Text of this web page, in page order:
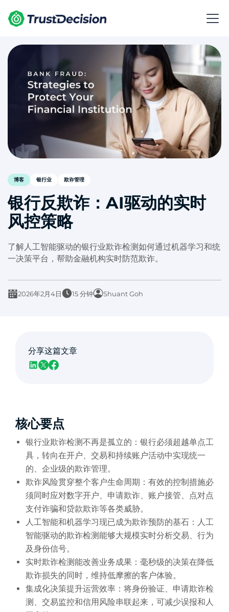
博客 银行业 欺诈管理
银行反欺诈：AI驱动的实时
风控策略
了解人工智能驱动的银行业欺诈检测如何通过机器学习和统
一决策平台，帮助金融机构实时防范欺诈。
2026年2月4日 15 分钟 Shuant Goh
核心要点
银行业欺诈检测不再是孤立的：银行必须超越单点工
具，转向在开户、交易和持续账户活动中实现统一
的、企业级的欺诈管理。
欺诈风险贯穿整个客户生命周期：有效的控制措施必
须同时应对数字开户、申请欺诈、账户接管、点对点
支付诈骗和贷款欺诈等各类威胁。
人工智能和机器学习现已成为欺诈预防的基石：人工
智能驱动的欺诈检测能够大规模实时分析交易、行为
及身份信号。
实时欺诈检测能改善业务成果：毫秒级的决策在降低
欺诈损失的同时，维持低摩擦的客户体验。
集成化决策提升运营效率：将身份验证、申请欺诈检
测、交易监控和信用风险串联起来，可减少误报和人
分享这篇文章